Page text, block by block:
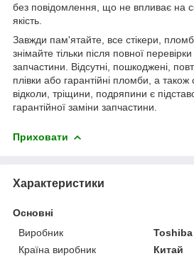
без повідомлення, що не впливає на
якість.
Завжди пам'ятайте, все стікери,
знімайте тільки після повної
запчастини. Відсутні, пошкоджені,
плівки або гарантійні пломби, а також
відколи, тріщини, подряпини є
гарантійної заміни запчастини.
Приховати
Характеристики
Основні
Виробник
Toshiba
Країна виробник
Китай